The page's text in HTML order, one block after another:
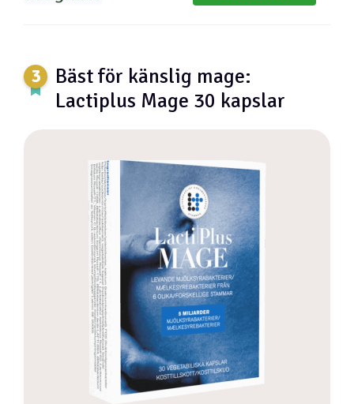
Bäst för känslig mage:
Lactiplus Mage 30 kapslar